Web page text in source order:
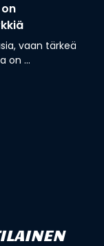
vaan tärkeä
on ...